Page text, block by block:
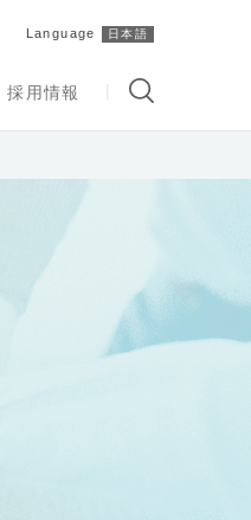
Language 日本語
採用情報